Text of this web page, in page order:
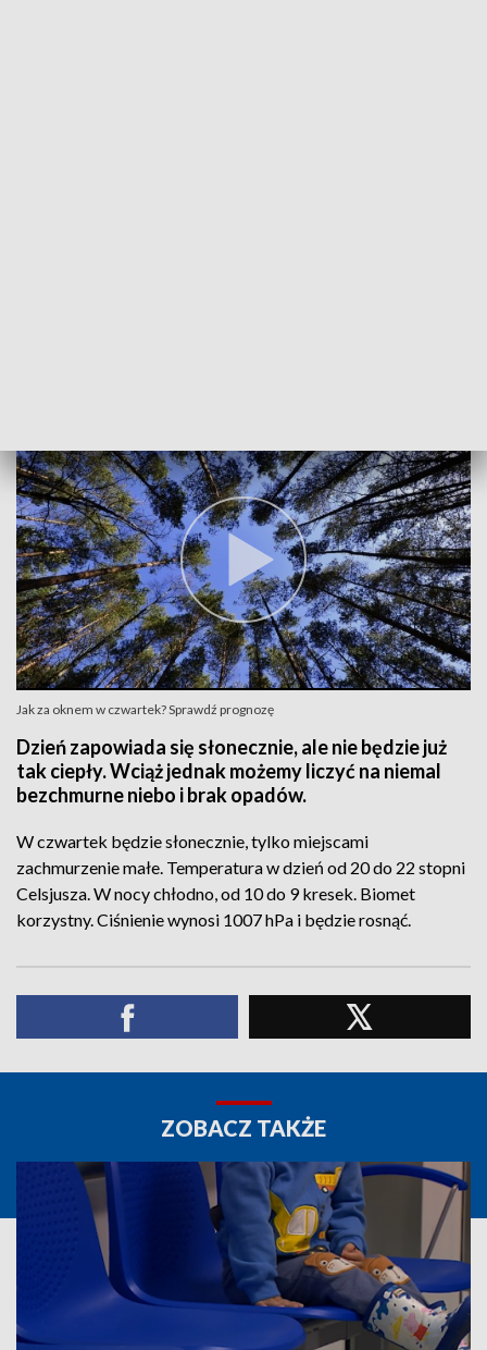
Jak za oknem w czwartek? Sprawdź prognozę
Dzień zapowiada się słonecznie, ale nie będzie już
tak ciepły. Wciąż jednak możemy liczyć na niemal
bezchmurne niebo i brak opadów.
W czwartek będzie słonecznie, tylko miejscami
zachmurzenie małe. Temperatura w dzień od 20 do 22 stopni
Celsjusza. W nocy chłodno, od 10 do 9 kresek. Biomet
korzystny. Ciśnienie wynosi 1007 hPa i będzie rosnąć.
ZOBACZ TAKŻE